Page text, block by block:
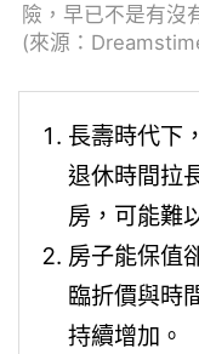
險，早已不是有沒
(來源：
長壽時代下
退休時間拉
房，可能難
房子能保值
臨折價與時
持續增加。